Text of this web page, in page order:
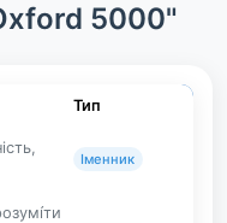
5000"
Тип
Іменник